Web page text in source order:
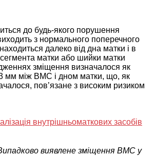
до будь-якого порушення
з нормального поперечного
далеко від дна матки і в
матки або шийки матки
зміщення визначалося як
3 мм між ВМС і дном матки, що, як
пов’язане з високим ризиком
виявлене зміщення ВМС у